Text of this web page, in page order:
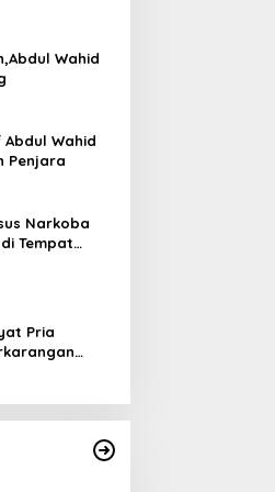
Wahid
Wahid
Penjara
Narkoba
Tempat
di Kampar
Pria